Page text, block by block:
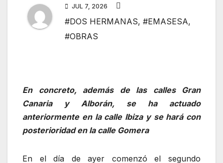
JUL 7, 2026
#DOS HERMANAS, #EMASESA,
#OBRAS
En concreto, además de las calles Gran
Canaria y Alborán, se ha actuado
anteriormente en la calle Ibiza y se hará con
posterioridad en la calle Gomera
En el día de ayer comenzó el segundo